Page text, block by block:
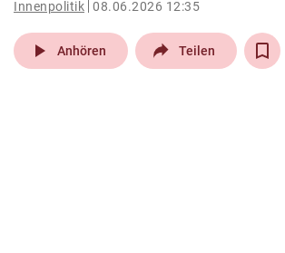
pin_drop
Wien arrow_right
Innenpolitik 08.06.2026 12:35
play_arrow Anhören Teilen